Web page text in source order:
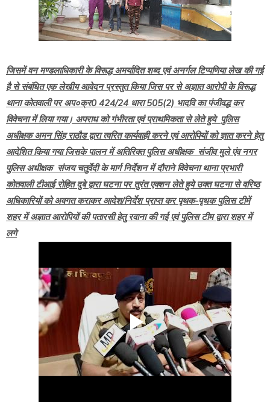
जिसमें वन मण्डलाधिकारी के विरूद्ध अमर्यादित शब्द एवं अनर्गल टिप्पणिया लेख की गई
है से संबंधित एक लेखीय आवेदन प्रस्तुत किया जिस पर से अज्ञात आरोपी के विरूद्ध
थाना कोतवाली पर अप०क्र0 424/24 धारा 505(2) भादवि का पंजीवद्ध कर
विवेचना में लिया गया। अपराध को गंभीरता एवं प्राथमिकता से लेते हुये पुलिस
अधीक्षक अमन सिंह राठौड द्वारा त्वरित कार्यवाही करने एवं आरोपियों को ज्ञात करने हेतु
आदेशित किया गया जिसके पालन में अतिरिक्त पुलिस अधीक्षक संजीव मुले एंव नगर
पुलिस अधीक्षक संजय चतुर्वेदी के मार्ग निर्देशन में दौराने विवेचना थाना प्रभारी
कोतवाली टीआई रोहित दुबे द्वारा घटना पर तुरंत एक्शन लेते हुये उक्त घटना से वरिष्ठ
अधिकारियों को अवगत कराकर आदेश/निर्देश प्राप्त कर पृथक-पृथक पुलिस टीमें
शहर में अज्ञात आरोपियों की पतारसी हेतु रवाना की गई एवं पुलिस टीम द्वारा शहर में
लगे